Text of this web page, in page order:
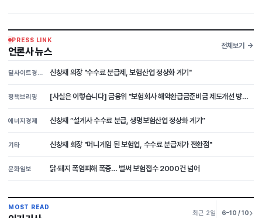
PRESS LINK
언론사 뉴스
전체보기
딜사이트경제TV 신창재 의장 "수수료 분급제, 보험산업 정상화 계기"
정책브리핑 [사실은 이렇습니다] 금융위 "보험회사 해약환급금준비금 제도개선 방안...
에너지경제 신창재 “설계사 수수료 분급, 생명보험산업 정상화 계기”
기타 신창재 회장 "머니게임 된 보험업, 수수료 분급제가 전환점"
문화일보 닭·돼지 폭염피해 폭증… 벌써 보험접수 2000건 넘어
MOST READ
최근 2일 6–10 / 10